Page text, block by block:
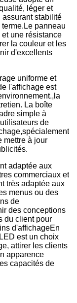
léger et
assurant stabilité
panneau
une résistance
la couleur et les
d'excellents
uniforme et
l'affichage est
La boîte
simple à
de
mettre à jour
adaptée aux
commerciaux et
très adaptée aux
menus ou des
de
des conceptions
du client pour
d'affichageEn
est un choix
attirer les clients
apparence
capacités de